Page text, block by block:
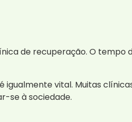
de recuperação. O
vital. Muitas
se à sociedade.